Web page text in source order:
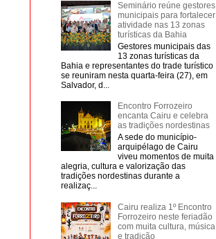
Seminário reúne gestores
municipais para fortalecer
atividade nas 13 zonas
turísticas da Bahia
Gestores municipais das
13 zonas turísticas da
Bahia e representantes do trade turístico
se reuniram nesta quarta-feira (27), em
Salvador, d...
Encontro Forrozeiro
encanta Cairu e celebra
as tradições nordestinas
A sede do município-
arquipélago de Cairu
viveu momentos de muita
alegria, cultura e valorização das
tradições nordestinas durante a
realizaç...
Cairu realiza 1º Encontro
Forrozeiro neste feriadão
com muita cultura, música
e tradição